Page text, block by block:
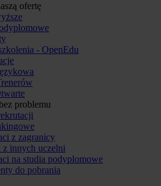
ofertę
- OpenEdu
problemu
z zagranicy
z innych uczelni
na studia podyplomowe
do pobrania